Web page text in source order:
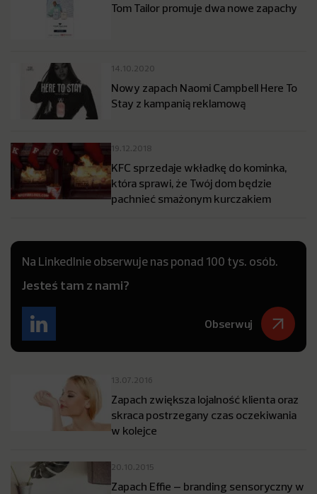
Tom Tailor promuje dwa nowe zapachy
14.10.2020
Nowy zapach Naomi Campbell Here To
Stay z kampanią reklamową
19.12.2018
KFC sprzedaje wkładkę do kominka,
która sprawi, że Twój dom będzie
pachnieć smażonym kurczakiem
Na LinkedInie obserwuje nas ponad 100 tys. osób.
Jesteś tam z nami?
Obserwuj
13.07.2016
Zapach zwiększa lojalność klienta oraz
skraca postrzegany czas oczekiwania
w kolejce
20.10.2015
Zapach Effie – branding sensoryczny w